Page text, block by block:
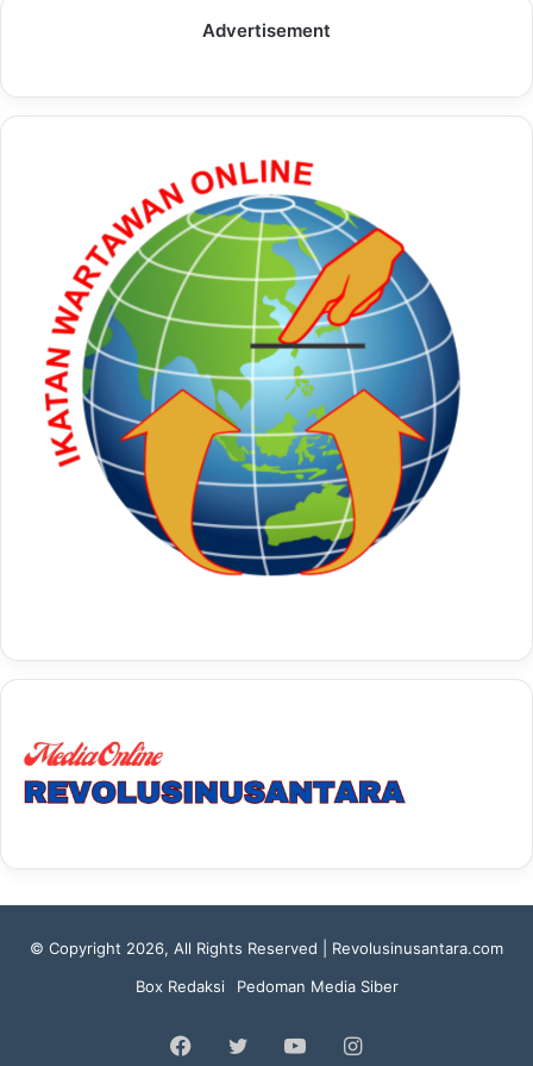
Advertisement
© Copyright 2026, All Rights Reserved | Revolusinusantara.com
Box Redaksi
Pedoman Media Siber
Facebook
TwitterYouTubeInstagram